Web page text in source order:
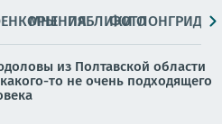
МНЕНИЯПАБЛИКИ
ФОТОЛОНГРИДЫ
из Полтавской области
то не очень подходящего